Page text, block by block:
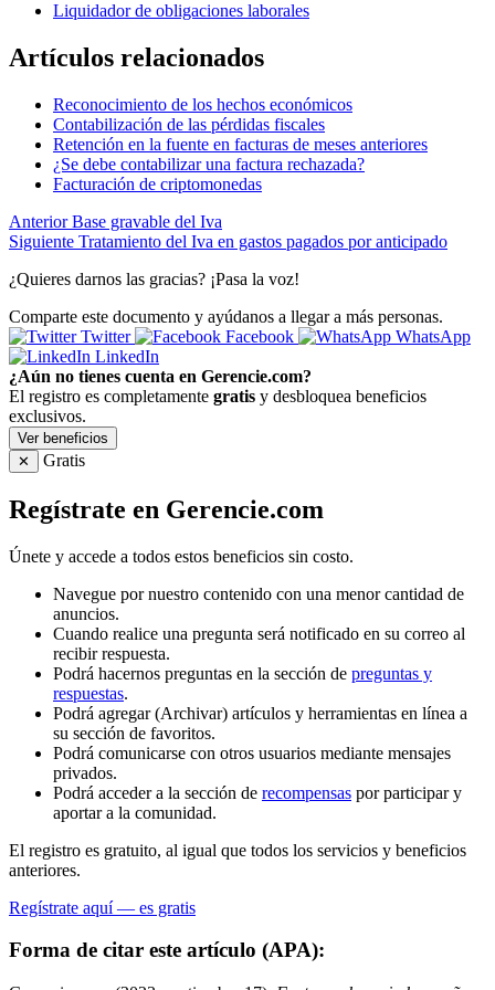
Liquidador de obligaciones laborales
Artículos relacionados
Reconocimiento de los hechos económicos
Contabilización de las pérdidas fiscales
Retención en la fuente en facturas de meses anteriores
¿Se debe contabilizar una factura rechazada?
Facturación de criptomonedas
Anterior Base gravable del Iva
Siguiente Tratamiento del Iva en gastos pagados por anticipado
¿Quieres darnos las gracias? ¡Pasa la voz!
Comparte este documento y ayúdanos a llegar a más personas.
Twitter
Facebook
WhatsApp
LinkedIn
¿Aún no tienes cuenta en Gerencie.com?
El registro es completamente gratis y desbloquea beneficios
exclusivos.
Ver beneficios
✕
Gratis
Regístrate en Gerencie.com
Únete y accede a todos estos beneficios sin costo.
Navegue por nuestro contenido con una menor cantidad de
anuncios.
Cuando realice una pregunta será notificado en su correo al
recibir respuesta.
Podrá hacernos preguntas en la sección de preguntas y
respuestas.
Podrá agregar (Archivar) artículos y herramientas en línea a
su sección de favoritos.
Podrá comunicarse con otros usuarios mediante mensajes
privados.
Podrá acceder a la sección de recompensas por participar y
aportar a la comunidad.
El registro es gratuito, al igual que todos los servicios y beneficios
anteriores.
Regístrate aquí — es gratis
Forma de citar este artículo (APA):